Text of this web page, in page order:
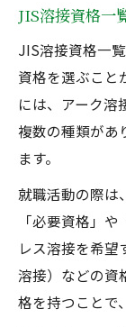
JIS溶接資格一
JIS溶接資格一
資格を選ぶこと
には、アーク溶
複数の種類があ
ます。
就職活動の際は
「必要資格」
レス溶接を希望
溶接）などの資
格を持つことで